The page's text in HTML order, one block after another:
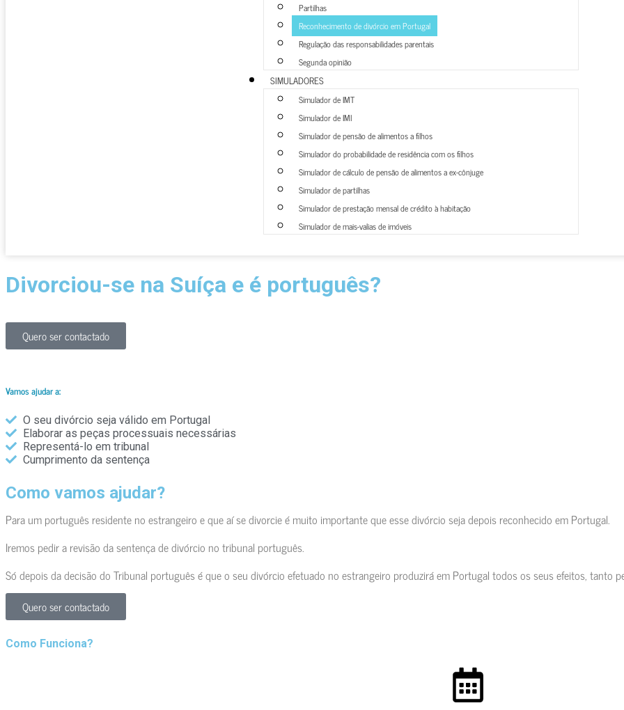
Partilhas
Reconhecimento de divórcio em Portugal
Regulação das responsabilidades parentais
Segunda opinião
SIMULADORES
Simulador de IMT
Simulador de IMI
Simulador de pensão de alimentos a filhos
Simulador do probabilidade de residência com os filhos
Simulador de cálculo de pensão de alimentos a ex-cônjuge
Simulador de partilhas
Simulador de prestação mensal de crédito à habitação
Simulador de mais-valias de imóveis
Divorciou-se na Suíça e é português?
Quero ser contactado
Vamos ajudar a:
O seu divórcio seja válido em Portugal
Elaborar as peças processuais necessárias
Representá-lo em tribunal
Cumprimento da sentença
Como vamos ajudar?
Para um português residente no estrangeiro e que aí se divorcie é muito importante que esse divórcio seja depois reconhecido em Portugal.
Iremos pedir a revisão da sentença de divórcio no tribunal português.
Só depois da decisão do Tribunal português é que o seu divórcio efetuado no estrangeiro produzirá em Portugal todos os seus efeitos, tanto
Quero ser contactado
Como Funciona?